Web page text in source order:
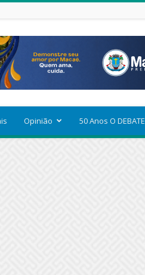
Opinião 50 Anos O DEBATE